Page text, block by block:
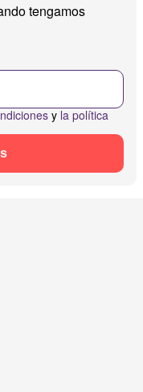
tengamos
y la política